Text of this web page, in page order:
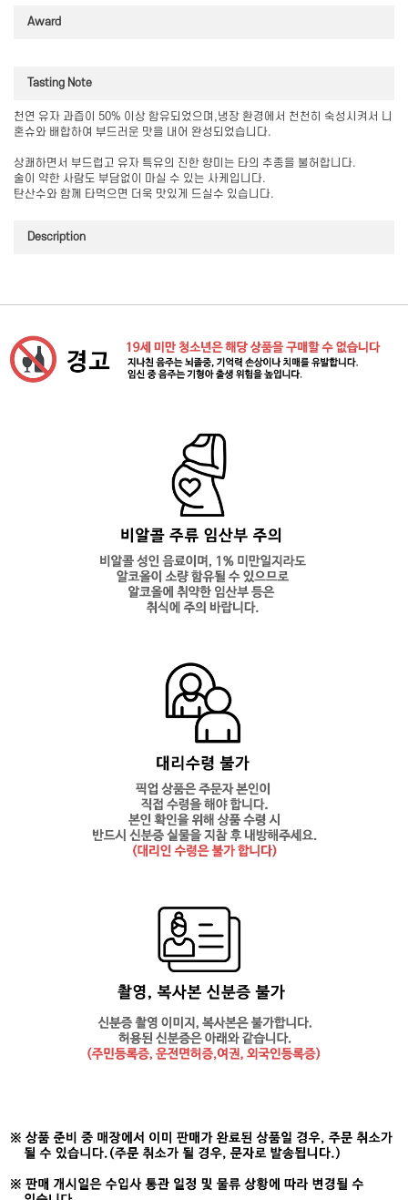
Award
Tasting Note
천연 유자 과즙이 50% 이상 함유되었으며,냉장 환경에서 천천히 숙성시켜서 니
혼슈와 배합하여 부드러운 맛을 내어 완성되었습니다.
상쾌하면서 부드럽고 유자 특유의 진한 향미는 타의 추종을 불허합니다.
술이 약한 사람도 부담없이 마실 수 있는 사케입니다.
탄산수와 함께 타먹으면 더욱 맛있게 드실수 있습니다.
Description